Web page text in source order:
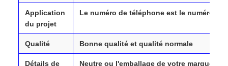
Application
du projet
Le numéro de téléphone est le numéro
Qualité Bonne qualité et qualité normale
Détails de Neutre ou l'emballage de votre marque